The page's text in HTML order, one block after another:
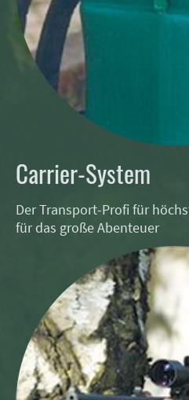
Carrier-System
Der Transport-Profi für
für das große Abenteuer